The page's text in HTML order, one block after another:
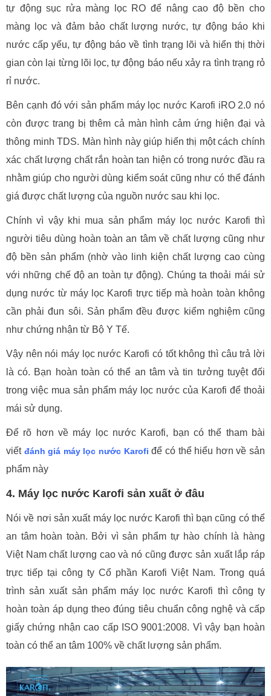
tự động sục rửa màng lọc RO để nâng cao độ bền cho
màng lọc và đảm bảo chất lượng nước, tự động báo khi
nước cấp yếu, tự động báo về tình trạng lõi và hiển thị thời
gian còn lại từng lõi lọc, tự động báo nếu xảy ra tình trạng rỏ
rỉ nước.
Bên cạnh đó với sản phẩm máy lọc nước Karofi iRO 2.0 nó
còn được trang bị thêm cả màn hình cảm ứng hiện đại và
thông minh TDS. Màn hình này giúp hiển thị một cách chính
xác chất lượng chất rắn hoàn tan hiện có trong nước đầu ra
nhằm giúp cho người dùng kiểm soát cũng như có thể đánh
giá được chất lượng của nguồn nước sau khi lọc.
Chính vì vậy khi mua sản phẩm máy lọc nước Karofi thì
người tiêu dùng hoàn toàn an tâm về chất lượng cũng như
độ bền sản phẩm (nhờ vào linh kiện chất lượng cao cùng
với những chế độ an toàn tự động). Chúng ta thoải mái sử
dụng nước từ máy lọc Karofi trực tiếp mà hoàn toàn không
cần phải đun sôi. Sản phẩm đều được kiểm nghiệm cũng
như chứng nhận từ Bộ Y Tế.
Vậy nên nói máy lọc nước Karofi có tốt không thì câu trả lời
là có. Bạn hoàn toàn có thể an tâm và tin tưởng tuyệt đối
trong việc mua sản phẩm máy lọc nước của Karofi để thoải
mái sử dụng.
Để rõ hơn về máy lọc nước Karofi, bạn có thể tham bài
viết đánh giá máy lọc nước Karofi để có thể hiểu hơn về sản
phẩm này
4. Máy lọc nước Karofi sản xuất ở đâu
Nói về nơi sản xuất máy lọc nước Karofi thì bạn cũng có thể
an tâm hoàn toàn. Bởi vì sản phẩm tự hào chính là hàng
Việt Nam chất lượng cao và nó cũng được sản xuất lắp ráp
trực tiếp tại công ty Cổ phần Karofi Việt Nam. Trong quá
trình sản xuất sản phẩm máy lọc nước Karofi thì công ty
hoàn toàn áp dụng theo đúng tiêu chuẩn công nghệ và cấp
giấy chứng nhận cao cấp ISO 9001:2008. Vì vậy bạn hoàn
toàn có thể an tâm 100% về chất lượng sản phẩm.